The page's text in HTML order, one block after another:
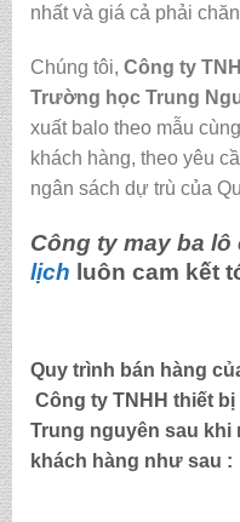
nhất và giá cả phải
Chúng tôi, Công ty
Trường học Trung
xuất balo theo mẫu
khách hàng, theo yêu
ngân sách dự trù của
Công ty may ba lô
lịch luôn cam kết
Quy trình bán hàng
Công ty TNHH thiết
Trung nguyên sau
khách hàng như sau :